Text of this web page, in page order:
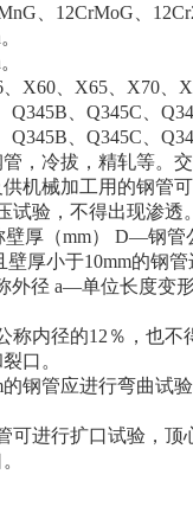
、12CrMoG、
X60、X65、X70、
、Q345C、
、Q345C、
，冷拔，精轧等。
机械加工用的钢管
试验，不得出现渗透
厚（mm） D—钢
壁厚小于10mm的钢
外径 a—单位长度变
称内径的12％，也
口。
钢管应进行弯曲试
可进行扩口试验，顶